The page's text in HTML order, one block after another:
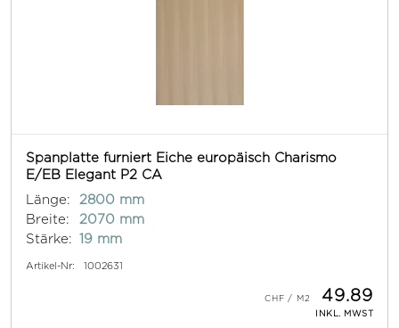
Spanplatte furniert Eiche europäisch Charismo
E/EB Elegant P2 CA
Länge:
2800 mm
Breite:
2070 mm
Stärke: 19 mm
Artikel-Nr: 1002631
49.89
INKL. MWST